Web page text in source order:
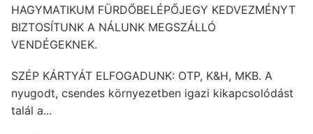
HAGYMATIKUM FÜRDŐBELÉPŐJEGY KEDVEZMÉNYT
BIZTOSÍTUNK A NÁLUNK MEGSZÁLLÓ
VENDÉGEKNEK.
SZÉP KÁRTYÁT ELFOGADUNK: OTP, K&H, MKB. A
nyugodt, csendes környezetben igazi kikapcsolódást
talál a...